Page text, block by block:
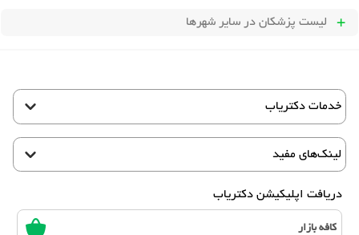
لیست پزشکان در سایر شهرها
خدمات دکتریاب
لینک‌های مفید
دریافت اپلیکیشن دکتریاب
کافه بازار